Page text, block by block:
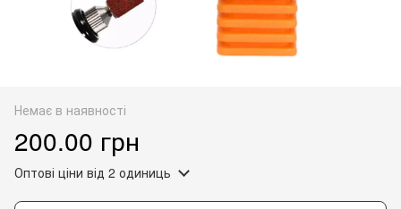
Немає в наявності
200.00 грн
Оптові ціни від 2 одиниць